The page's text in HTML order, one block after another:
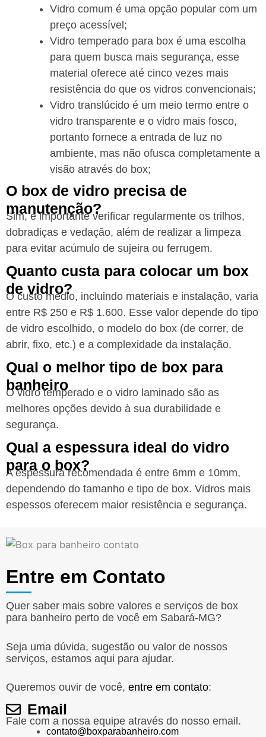
Vidro comum é uma opção popular com um
preço acessível;
Vidro temperado para box é uma escolha
para quem busca mais segurança, esse
material oferece até cinco vezes mais
resistência do que os vidros convencionais;
Vidro translúcido é um meio termo entre o
vidro transparente e o vidro mais fosco,
portanto fornece a entrada de luz no
ambiente, mas não ofusca completamente a
visão através do box;
O box de vidro precisa de
manutenção?
Sim, é importante verificar regularmente os trilhos,
dobradiças e vedação, além de realizar a limpeza
para evitar acúmulo de sujeira ou ferrugem.
Quanto custa para colocar um box
de vidro?
O custo médio, incluindo materiais e instalação, varia
entre R$ 250 e R$ 1.600. Esse valor depende do tipo
de vidro escolhido, o modelo do box (de correr, de
abrir, fixo, etc.) e a complexidade da instalação.
Qual o melhor tipo de box para
banheiro
O vidro temperado e o vidro laminado são as
melhores opções devido à sua durabilidade e
segurança.
Qual a espessura ideal do vidro
para o box?
A espessura recomendada é entre 6mm e 10mm,
dependendo do tamanho e tipo de box. Vidros mais
espessos oferecem maior resistência e segurança.
Entre em Contato
Quer saber mais sobre valores e serviços de box
para banheiro perto de você em Sabará-MG?
Seja uma dúvida, sugestão ou valor de nossos
serviços, estamos aqui para ajudar.
Queremos ouvir de você, entre em contato:
Email
Fale com a nossa equipe através do nosso email.
contato@boxparabanheiro.com